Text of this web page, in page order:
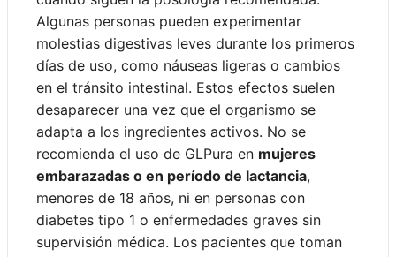
Algunas personas pueden experimentar
molestias digestivas leves durante los primeros
días de uso, como náuseas ligeras o cambios
en el tránsito intestinal. Estos efectos suelen
desaparecer una vez que el organismo se
adapta a los ingredientes activos. No se
recomienda el uso de GLPura en mujeres
embarazadas o en período de lactancia,
menores de 18 años, ni en personas con
diabetes tipo 1 o enfermedades graves sin
supervisión médica. Los pacientes que toman